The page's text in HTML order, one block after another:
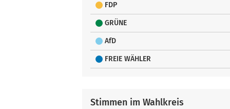
FDP
GRÜNE
AfD
FREIE WÄHLER
Stimmen im Wahlkreis